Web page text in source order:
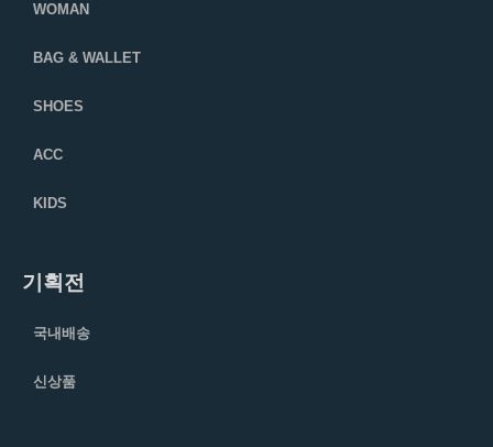
WOMAN
BAG & WALLET
SHOES
ACC
KIDS
기획전
국내배송
신상품